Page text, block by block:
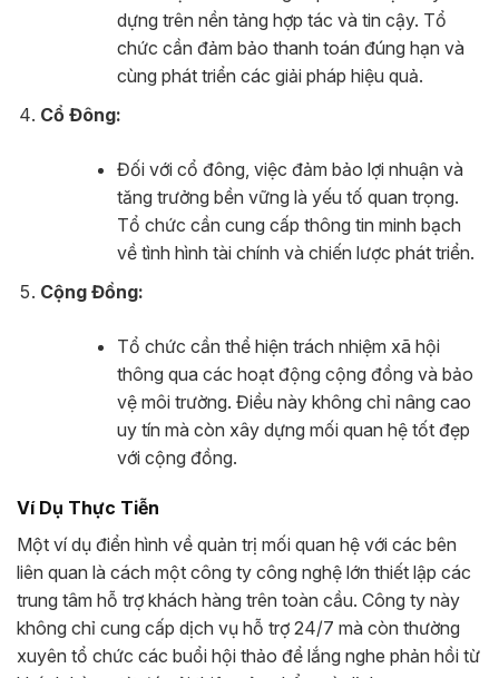
dựng trên nền tảng hợp tác và tin cậy. Tổ
chức cần đảm bảo thanh toán đúng hạn và
cùng phát triển các giải pháp hiệu quả.
Cổ Đông:
Đối với cổ đông, việc đảm bảo lợi nhuận và
tăng trưởng bền vững là yếu tố quan trọng.
Tổ chức cần cung cấp thông tin minh bạch
về tình hình tài chính và chiến lược phát triển.
Cộng Đồng:
Tổ chức cần thể hiện trách nhiệm xã hội
thông qua các hoạt động cộng đồng và bảo
vệ môi trường. Điều này không chỉ nâng cao
uy tín mà còn xây dựng mối quan hệ tốt đẹp
với cộng đồng.
Ví Dụ Thực Tiễn
Một ví dụ điển hình về quản trị mối quan hệ với các bên
liên quan là cách một công ty công nghệ lớn thiết lập các
trung tâm hỗ trợ khách hàng trên toàn cầu. Công ty này
không chỉ cung cấp dịch vụ hỗ trợ 24/7 mà còn thường
xuyên tổ chức các buổi hội thảo để lắng nghe phản hồi từ